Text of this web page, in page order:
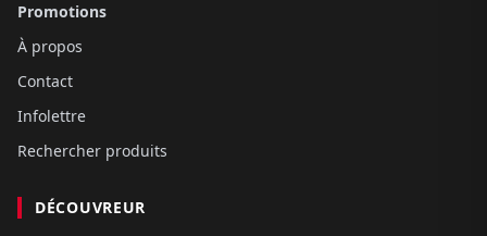
Promotions
À propos
Contact
Infolettre
Rechercher produits
DÉCOUVREUR